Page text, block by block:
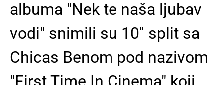
albuma "Nek te naša ljubav
vodi" snimili su 10'' split sa
Chicas Benom pod nazivom
"First Time In Cinema" koji